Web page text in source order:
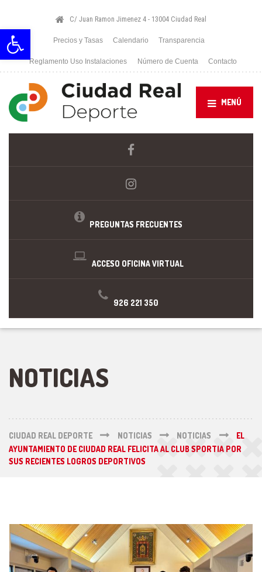
Abrir barra de herramientas
C/ Juan Ramon Jimenez 4 - 13004 Ciudad Real
Precios y Tasas Calendario Transparencia
Reglamento Uso Instalaciones Número de Cuenta Contacto
MENÚ
PREGUNTAS FRECUENTES
ACCESO OFICINA VIRTUAL
926 221 350
NOTICIAS
CIUDAD REAL DEPORTE NOTICIAS NOTICIAS
EL
AYUNTAMIENTO DE CIUDAD REAL FELICITA AL CLUB SPORTIA POR
SUS RECIENTES LOGROS DEPORTIVOS